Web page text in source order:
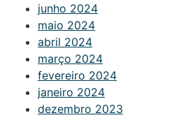
junho 2024
maio 2024
abril 2024
março 2024
fevereiro 2024
janeiro 2024
dezembro 2023